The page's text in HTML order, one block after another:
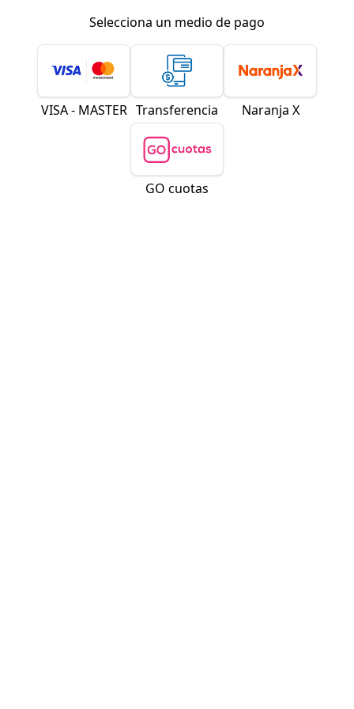
Selecciona un medio de pago
VISA - MASTER Transferencia Naranja X
GO cuotas